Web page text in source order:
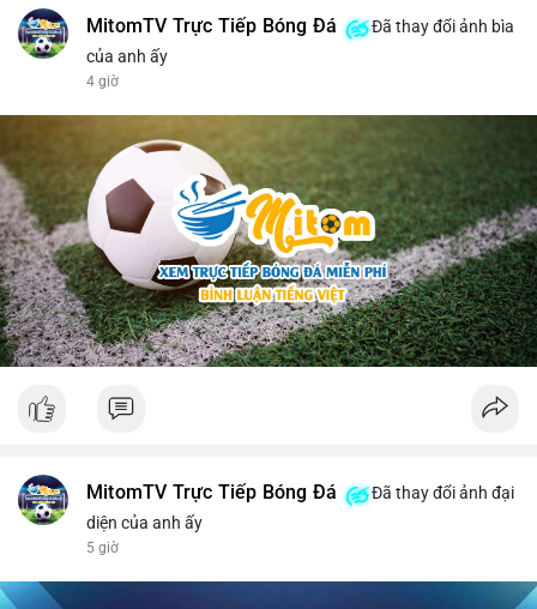
MitomTV Trực Tiếp Bóng Đá
Đã thay đổi ảnh bìa
của anh ấy
4 giờ
MitomTV Trực Tiếp Bóng Đá
Đã thay đổi ảnh đại
diện của anh ấy
5 giờ